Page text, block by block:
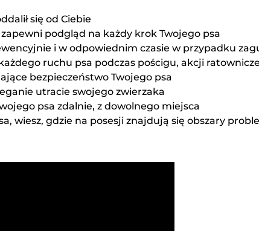
się od Ciebie
podgląd na każdy krok Twojego psa
i w odpowiednim czasie w przypadku
ruchu psa podczas pościgu, akcji
bezpieczeństwo Twojego psa
utracie swojego zwierzaka
psa zdalnie, z dowolnego miejsca
wiesz, gdzie na posesji znajdują się obszary